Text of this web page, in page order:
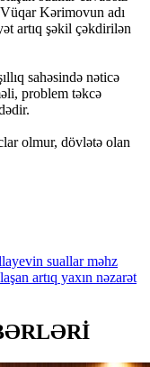
Kərimovun adı
artıq şəkil çəkdirilən
sahəsində nəticə
problem təkcə
olmur, dövlətə olan
suallarməhz
artıq yaxın nəzarət